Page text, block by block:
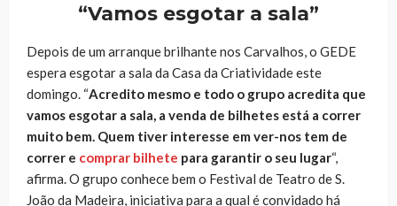
“Vamos esgotar a sala”
Depois de um arranque brilhante nos Carvalhos, o GEDE
espera esgotar a sala da Casa da Criatividade este
domingo. “Acredito mesmo e todo o grupo acredita que
vamos esgotar a sala, a venda de bilhetes está a correr
muito bem. Quem tiver interesse em ver-nos tem de
correr e comprar bilhete para garantir o seu lugar“,
afirma. O grupo conhece bem o Festival de Teatro de S.
João da Madeira, iniciativa para a qual é convidado há